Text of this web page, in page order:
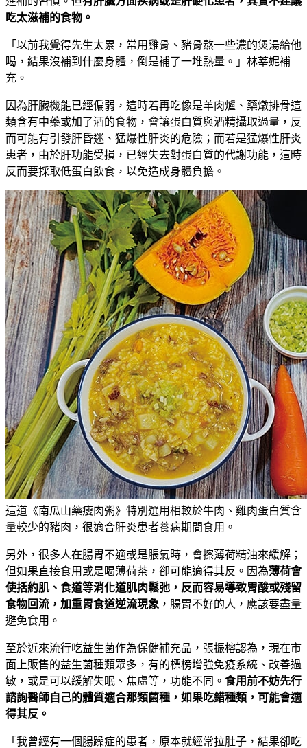
吃太滋補的食物。
「以前我覺得先生太累，常用雞骨、豬骨熬一些濃的煲湯給他
喝，結果沒補到什麼身體，倒是補了一堆熱量。」林莘妮補
充。
因為肝臟機能已經偏弱，這時若再吃像是羊肉爐、藥燉排骨這
類含有中藥或加了酒的食物，會讓蛋白質與酒精攝取過量，反
而可能有引發肝昏迷、猛爆性肝炎的危險；而若是猛爆性肝炎
患者，由於肝功能受損，已經失去對蛋白質的代謝功能，這時
反而要採取低蛋白飲食，以免造成身體負擔。
這道《南瓜山藥瘦肉粥》特別選用相較於牛肉、雞肉蛋白質含
量較少的豬肉，很適合肝炎患者養病期間食用。
另外，很多人在腸胃不適或是脹氣時，會擦薄荷精油來緩解；
但如果直接食用或是喝薄荷茶，卻可能適得其反。因為薄荷會
使括約肌、食道等消化道肌肉鬆弛，反而容易導致胃酸或殘留
食物回流，加重胃食道逆流現象 ，腸胃不好的人，應該要盡量
避免食用。
至於近來流行吃益生菌作為保健補充品，張振榕認為，現在市
面上販售的益生菌種類眾多，有的標榜增強免疫系統、改善過
敏，或是可以緩解失眠、焦慮等，功能不同。 食用前不妨先行
諮詢醫師自己的體質適合那類菌種，如果吃錯種類，可能會適
得其反。
「我曾經有一個腸躁症的患者，原本就經常拉肚子，結果卻吃